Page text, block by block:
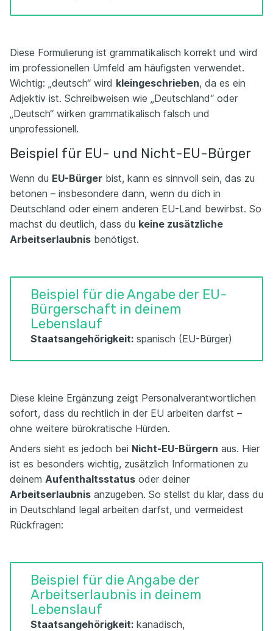
Diese Formulierung ist grammatikalisch korrekt und wird
im professionellen Umfeld am häufigsten verwendet.
Wichtig: „deutsch“ wird kleingeschrieben, da es ein
Adjektiv ist. Schreibweisen wie „Deutschland“ oder
„Deutsch“ wirken grammatikalisch falsch und
unprofessionell.
Beispiel für EU- und Nicht-EU-Bürger
Wenn du EU-Bürger bist, kann es sinnvoll sein, das zu
betonen – insbesondere dann, wenn du dich in
Deutschland oder einem anderen EU-Land bewirbst. So
machst du deutlich, dass du keine zusätzliche
Arbeitserlaubnis benötigst.
Beispiel für die Angabe der EU-
Bürgerschaft in deinem
Lebenslauf
Staatsangehörigkeit: spanisch (EU-Bürger)
Diese kleine Ergänzung zeigt Personalverantwortlichen
sofort, dass du rechtlich in der EU arbeiten darfst –
ohne weitere bürokratische Hürden.
Anders sieht es jedoch bei Nicht-EU-Bürgern aus. Hier
ist es besonders wichtig, zusätzlich Informationen zu
deinem Aufenthaltsstatus oder deiner
Arbeitserlaubnis anzugeben. So stellst du klar, dass du
in Deutschland legal arbeiten darfst, und vermeidest
Rückfragen:
Beispiel für die Angabe der
Arbeitserlaubnis in deinem
Lebenslauf
Staatsangehörigkeit: kanadisch,